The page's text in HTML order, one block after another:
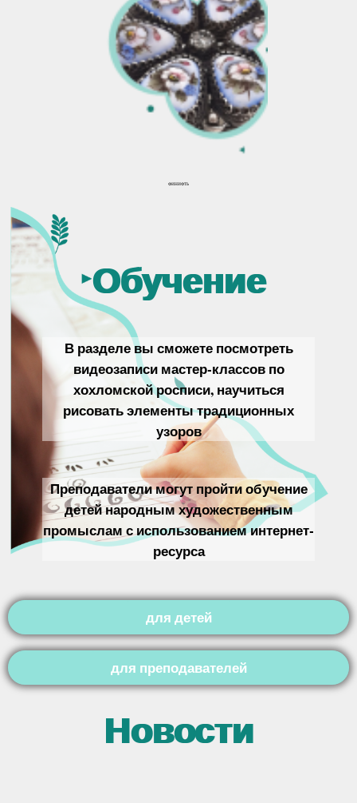
ФИНИФТЬ
Обучение
В разделе вы сможете посмотреть
видеозаписи мастер-классов по
хохломской росписи, научиться
рисовать элементы традиционных
узоров
Преподаватели могут пройти обучение
детей народным художественным
промыслам с использованием интернет-
ресурса
для детей
для преподавателей
Новости